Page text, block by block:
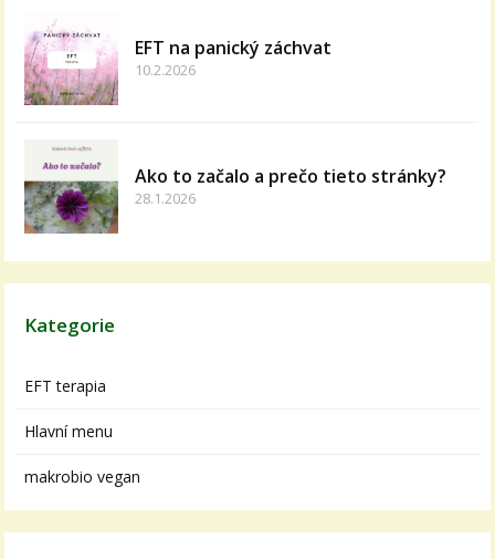
EFT na panický záchvat
10.2.2026
Ako to začalo a prečo tieto stránky?
28.1.2026
Kategorie
EFT terapia
Hlavní menu
makrobio vegan